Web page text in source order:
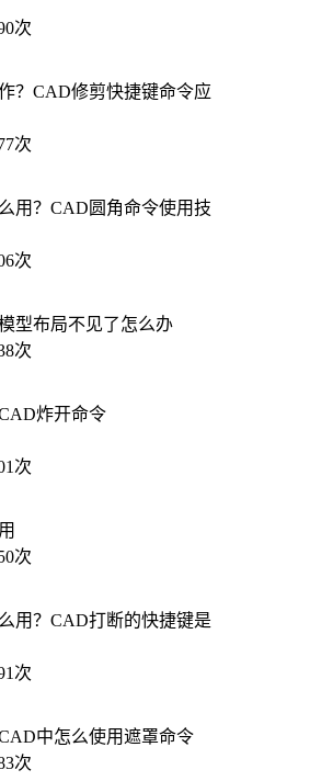
次
？CAD修剪快捷键命令应
次
用？CAD圆角命令使用技
次
型布局不见了怎么办
次
炸开命令
次
次
用？CAD打断的快捷键是
次
中怎么使用遮罩命令
次